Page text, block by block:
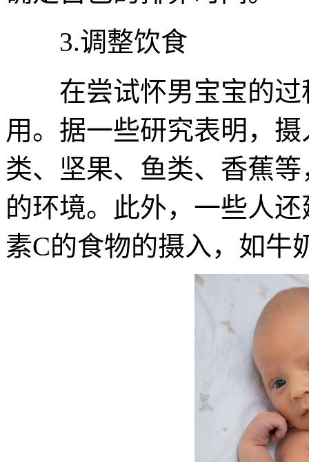
3.调整饮食
在尝试怀男宝宝的过
用。据一些研究表明，
类、坚果、鱼类、香蕉
的环境。此外，一些人
素C的食物的摄入，如牛